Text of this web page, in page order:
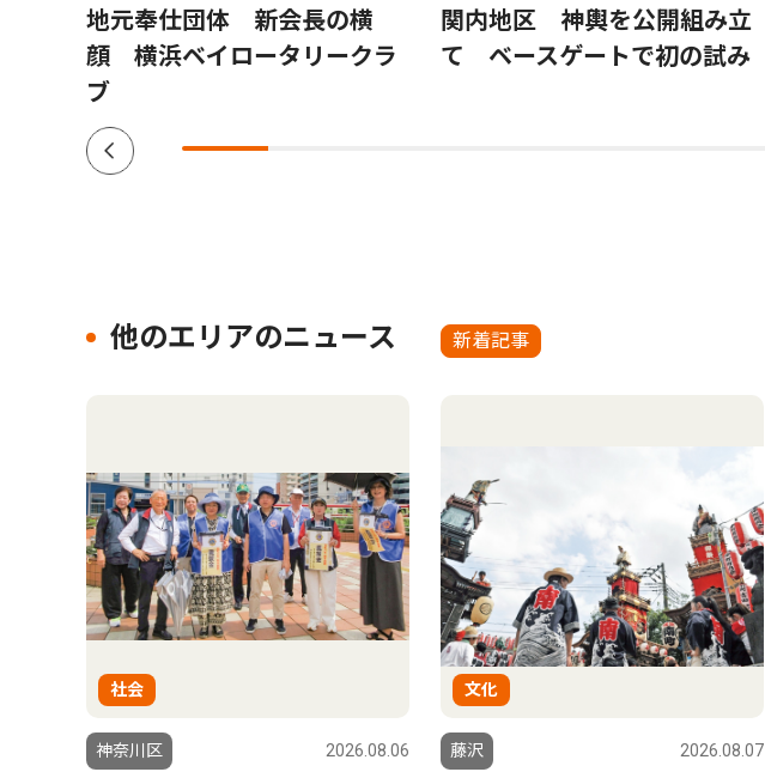
地元奉仕団体 新会長の横
顔 横浜ベイロータリークラ
ブ
関内地区 神輿を公開組み立
て ベースゲートで初の試み
他のエリアのニュース 新着記事
社会
神奈川区 2026.08.06
文化
藤沢 2026.08.07